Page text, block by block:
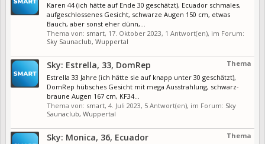
Karen 44 (ich hätte auf Ende 30 geschätzt), Ecuador schmales,
aufgeschlossenes Gesicht, schwarze Augen 150 cm, etwas
Bauch, aber sonst eher dünn,...
Thema von: smart, 17. Oktober 2023, 1 Antwort(en), im Forum:
Sky Saunaclub, Wuppertal
Thema
Sky: Estrella, 33, DomRep
Estrella 33 Jahre (ich hätte sie auf knapp unter 30 geschätzt),
DomRep hübsches Gesicht mit mega Ausstrahlung, schwarz-
braune Augen 167 cm, KF34...
Thema von: smart, 4. Juli 2023, 5 Antwort(en), im Forum: Sky
Saunaclub, Wuppertal
Thema
Sky: Monica, 36, Ecuador